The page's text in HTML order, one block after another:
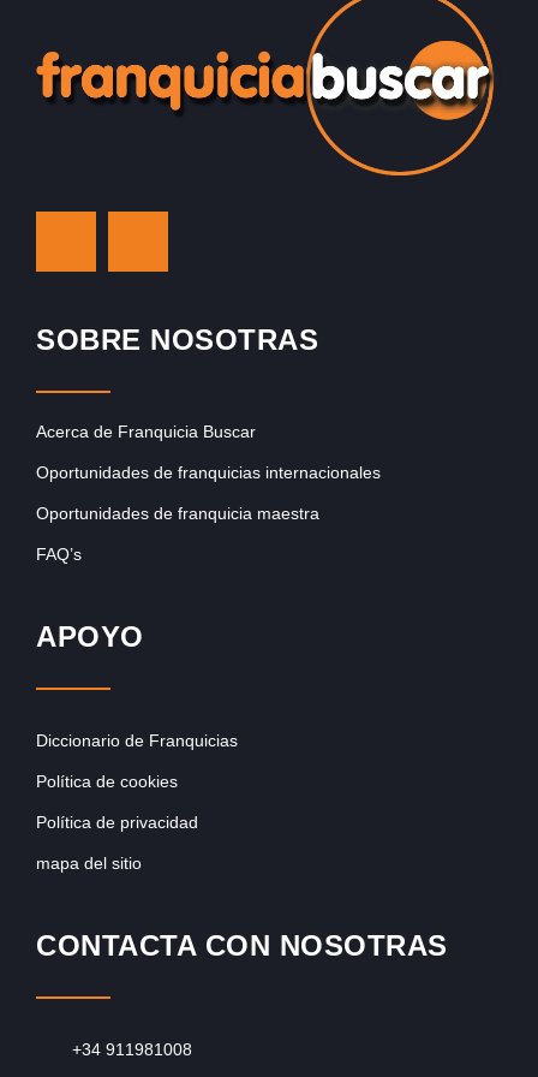
SOBRE NOSOTRAS
Acerca de Franquicia Buscar
Oportunidades de franquicias internacionales
Oportunidades de franquicia maestra
FAQ’s
APOYO
Diccionario de Franquicias
Política de cookies
Política de privacidad
mapa del sitio
CONTACTA CON NOSOTRAS
+34 911981008